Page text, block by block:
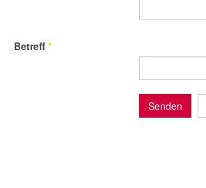
Betreff *
Senden